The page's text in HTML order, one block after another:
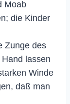
Moab
die Kinder
Zunge des
lassen
Winde
daß man